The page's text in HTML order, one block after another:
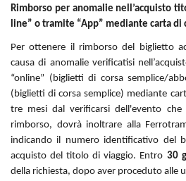
Rimborso per anomalie nell’acquisto
line” o tramite “App” mediante carta di
Per ottenere il rimborso del biglietto
causa di anomalie verificatisi
“online” (biglietti di corsa semplice/
(biglietti di corsa semplice) mediante
tre mesi dal verificarsi dell'evento
rimborso, dovrà inoltrare alla
indicando il numero identificativo del
acquisto del titolo di viaggio. Entro 30
della richiesta, dopo aver proceduto alle